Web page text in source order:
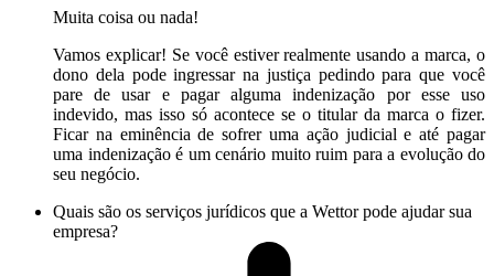
Muita coisa ou nada!
Vamos explicar! Se você estiver realmente usando a marca, o
dono dela pode ingressar na justiça pedindo para que você
pare de usar e pagar alguma indenização por esse uso
indevido, mas isso só acontece se o titular da marca o fizer.
Ficar na eminência de sofrer uma ação judicial e até pagar
uma indenização é um cenário muito ruim para a evolução do
seu negócio.
Quais são os serviços jurídicos que a Wettor pode ajudar sua
empresa?